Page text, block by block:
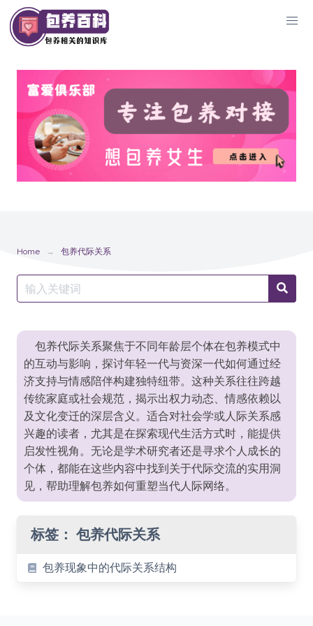
Skip
to
content
Home 包养代际关系
Search
for:
包养代际关系聚焦于不同年龄层个体在包养模式中
的互动与影响，探讨年轻一代与资深一代如何通过经
济支持与情感陪伴构建独特纽带。这种关系往往跨越
传统家庭或社会规范，揭示出权力动态、情感依赖以
及文化变迁的深层含义。适合对社会学或人际关系感
兴趣的读者，尤其是在探索现代生活方式时，能提供
启发性视角。无论是学术研究者还是寻求个人成长的
个体，都能在这些内容中找到关于代际交流的实用洞
见，帮助理解包养如何重塑当代人际网络。
标签： 包养代际关系
包养现象中的代际关系结构